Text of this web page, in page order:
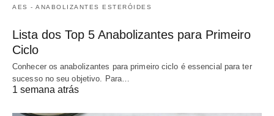
AES - ANABOLIZANTES ESTERÓIDES
Lista dos Top 5 Anabolizantes para Primeiro
Ciclo
Conhecer os anabolizantes para primeiro ciclo é essencial para ter
sucesso no seu objetivo. Para…
1 semana atrás